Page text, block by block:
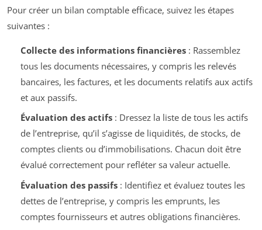
Pour créer un bilan comptable efficace, suivez les étapes
suivantes :
Collecte des informations financières: Rassemblez
tous les documents nécessaires, y compris les relevés
bancaires, les factures, et les documents relatifs aux actifs
et aux passifs.
Évaluation des actifs: Dressez la liste de tous les actifs
de l’entreprise, qu’il s’agisse de liquidités, de stocks, de
comptes clients ou d’immobilisations. Chacun doit être
évalué correctement pour refléter sa valeur actuelle.
Évaluation des passifs: Identifiez et évaluez toutes les
dettes de l’entreprise, y compris les emprunts, les
comptes fournisseurs et autres obligations financières.